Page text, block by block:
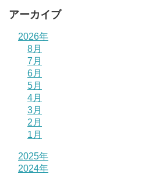
アーカイブ
2026年
8月
7月
6月
5月
4月
3月
2月
1月
2025年
2024年